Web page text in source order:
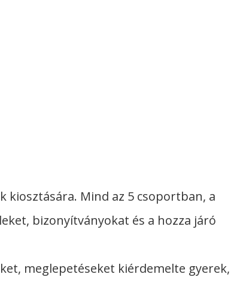
Mind az 5 csoportban, a
bizonyítványokat és a hozza járó
meglepetéseket kiérdemelte gyerek,